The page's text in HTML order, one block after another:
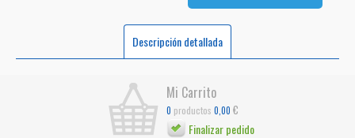
Descripción detallada
Mi Carrito
0 productos 0,00 €
Finalizar pedido